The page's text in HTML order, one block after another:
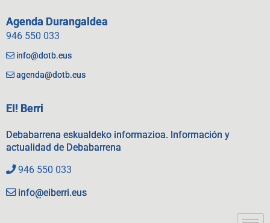
Agenda Durangaldea
946 550 033
info@dotb.eus
agenda@dotb.eus
EI! Berri
Debabarrena eskualdeko informazioa. Información y
actualidad de Debabarrena
946 550 033
info@eiberri.eus